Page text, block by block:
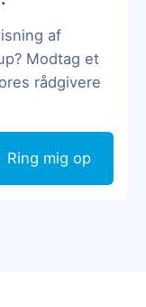
af
Modtag et
rådgivere
Ring mig op